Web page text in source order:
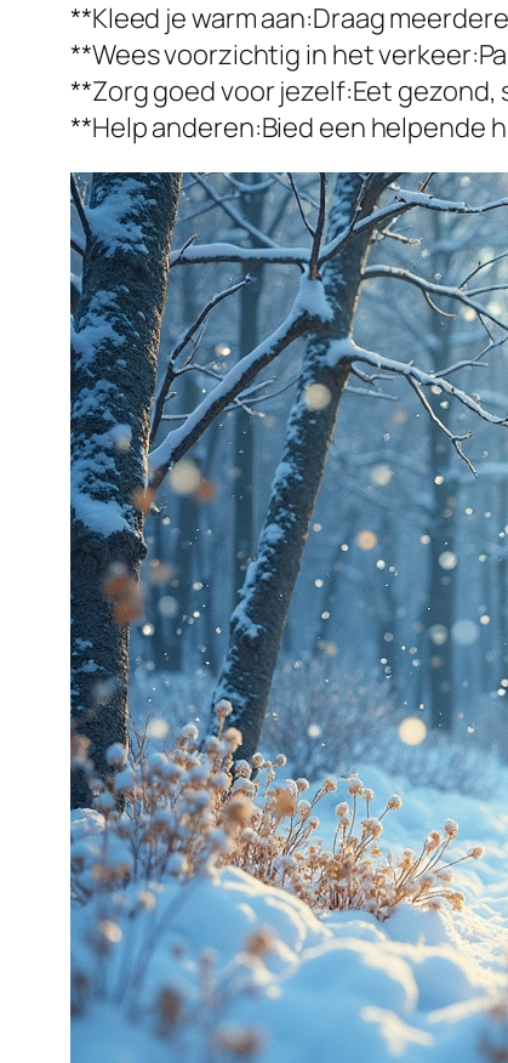
**Kleed je warm aan:Draag
**Wees voorzichtig in het
**Zorg goed voor jezelf:Eet
**Help anderen:Bied een helpende